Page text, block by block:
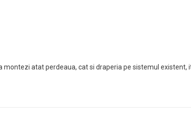
atat perdeaua, cat si draperia pe sistemul